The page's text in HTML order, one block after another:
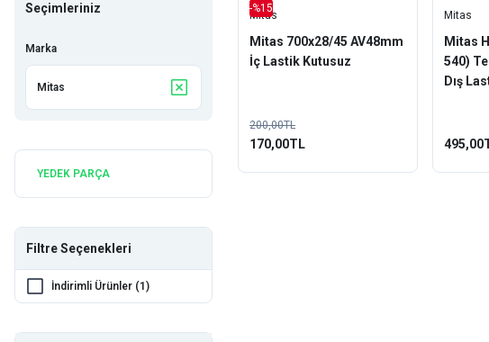
Seçimleriniz
Marka
Mitas
YEDEK PARÇA
Filtre Seçenekleri
İndirimli Ürünler (1)
-%15
Mitas
Mitas 700x28/45 AV48mm
İç Lastik Kutusuz
200,00TL
170,00TL
Mitas
Mitas
540)
Dış